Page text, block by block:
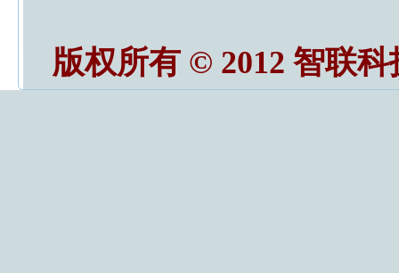
版权所有 © 2012 智联